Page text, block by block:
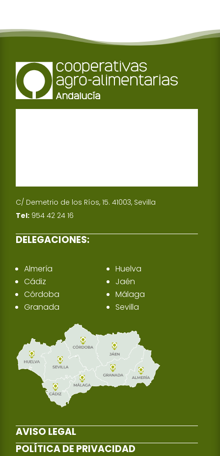
C/ Demetrio de los Ríos, 15. 41003, Sevilla
Tel: 954 42 24 16
DELEGACIONES:
Almería
Cádiz
Córdoba
Granada
Huelva
Jaén
Málaga
Sevilla
AVISO LEGAL
POLÍTICA DE PRIVACIDAD